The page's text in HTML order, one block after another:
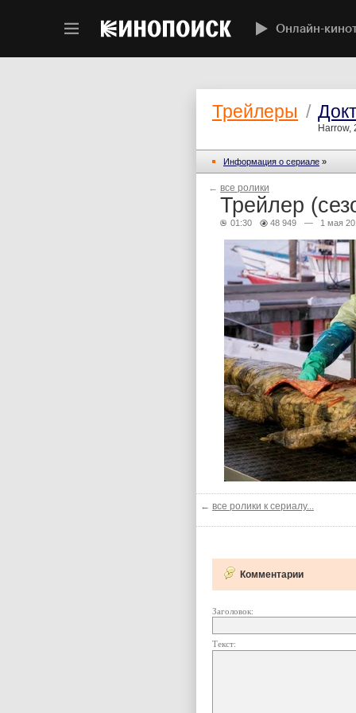
Онлайн-
Трейлеры /
Harrow,
Информация о сериале »
← все ролики
Трейлер
01:30 48 949 — 1 мая
← все ролики к сериалу...
Комментарии
Заголовок:
Текст: